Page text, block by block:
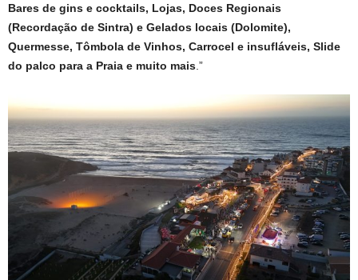
Bares de gins e cocktails, Lojas, Doces Regionais
(Recordação de Sintra) e Gelados locais (Dolomite),
Quermesse, Tômbola de Vinhos, Carrocel e insufláveis, Slide
do palco para a Praia e muito mais .”